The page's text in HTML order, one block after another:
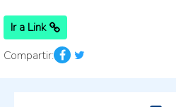
Ir a Link
Compartir: